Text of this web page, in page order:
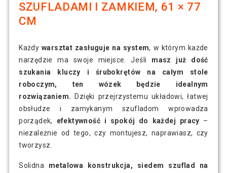
SZUFLADAMI I ZAMKIEM, 61 × 77
CM
Każdy warsztat zasługuje na system, w którym każde
narzędzie ma swoje miejsce. Jeśli masz już dość
szukania kluczy i śrubokrętów na całym stole
roboczym, ten wózek będzie idealnym
rozwiązaniem. Dzięki przejrzystemu układowi, łatwej
obsłudze i zamykanym szufladom wprowadza
porządek, efektywność i spokój do każdej pracy –
niezależnie od tego, czy montujesz, naprawiasz, czy
tworzysz.
Solidna metalowa konstrukcja, siedem szuflad na